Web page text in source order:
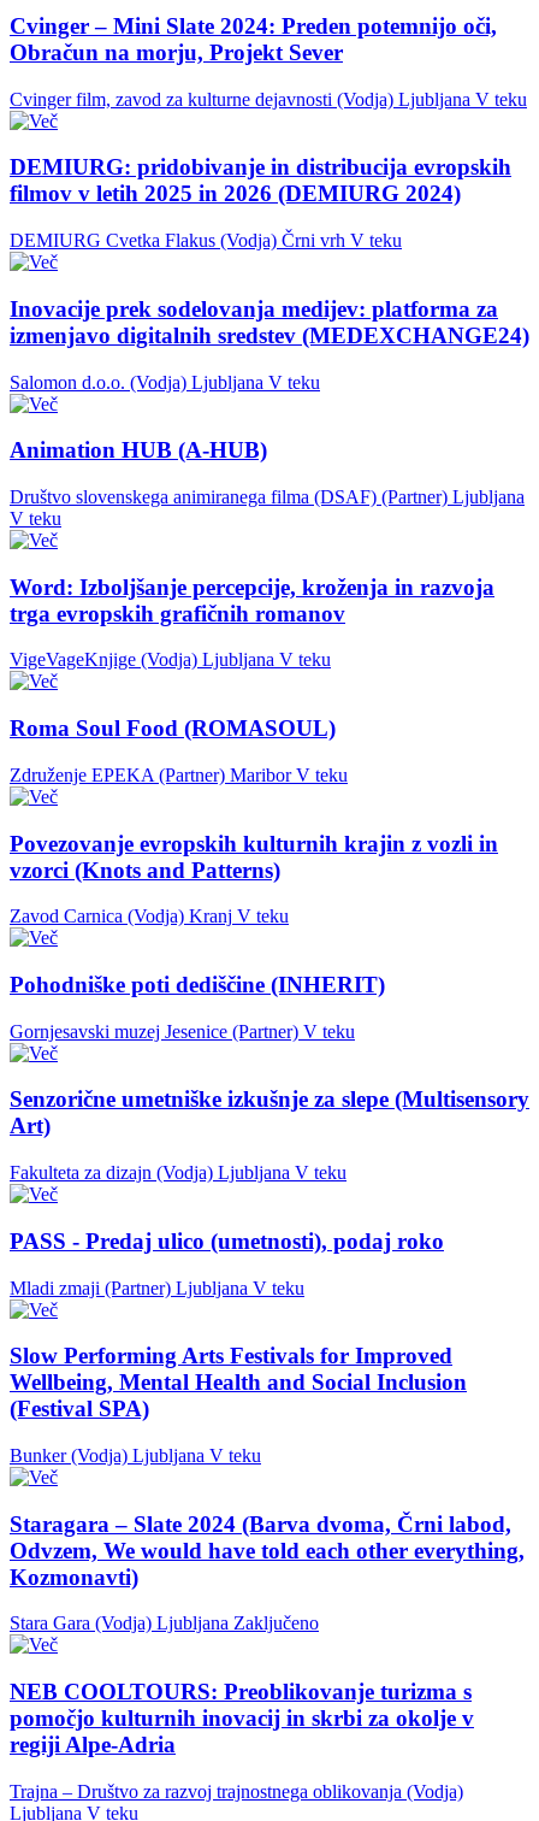
Cvinger – Mini Slate 2024: Preden potemnijo oči,
Obračun na morju, Projekt Sever
Cvinger film, zavod za kulturne dejavnosti (Vodja) Ljubljana V teku
DEMIURG: pridobivanje in distribucija evropskih
filmov v letih 2025 in 2026 (DEMIURG 2024)
DEMIURG Cvetka Flakus (Vodja) Črni vrh V teku
Inovacije prek sodelovanja medijev: platforma za
izmenjavo digitalnih sredstev (MEDEXCHANGE24)
Salomon d.o.o. (Vodja) Ljubljana V teku
Animation HUB (A-HUB)
Društvo slovenskega animiranega filma (DSAF) (Partner) Ljubljana
V teku
Word: Izboljšanje percepcije, kroženja in razvoja
trga evropskih grafičnih romanov
VigeVageKnjige (Vodja) Ljubljana V teku
Roma Soul Food (ROMASOUL)
Združenje EPEKA (Partner) Maribor V teku
Povezovanje evropskih kulturnih krajin z vozli in
vzorci (Knots and Patterns)
Zavod Carnica (Vodja) Kranj V teku
Pohodniške poti dediščine (INHERIT)
Gornjesavski muzej Jesenice (Partner) V teku
Senzorične umetniške izkušnje za slepe (Multisensory
Art)
Fakulteta za dizajn (Vodja) Ljubljana V teku
PASS - Predaj ulico (umetnosti), podaj roko
Mladi zmaji (Partner) Ljubljana V teku
Slow Performing Arts Festivals for Improved
Wellbeing, Mental Health and Social Inclusion
(Festival SPA)
Bunker (Vodja) Ljubljana V teku
Staragara – Slate 2024 (Barva dvoma, Črni labod,
Odvzem, We would have told each other everything,
Kozmonavti)
Stara Gara (Vodja) Ljubljana Zaključeno
NEB COOLTOURS: Preoblikovanje turizma s
pomočjo kulturnih inovacij in skrbi za okolje v
regiji Alpe-Adria
Trajna – Društvo za razvoj trajnostnega oblikovanja (Vodja)
Ljubljana V teku